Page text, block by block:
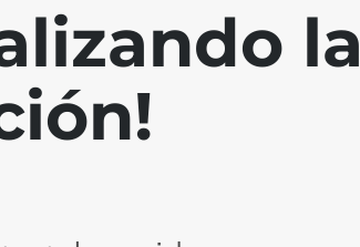
la